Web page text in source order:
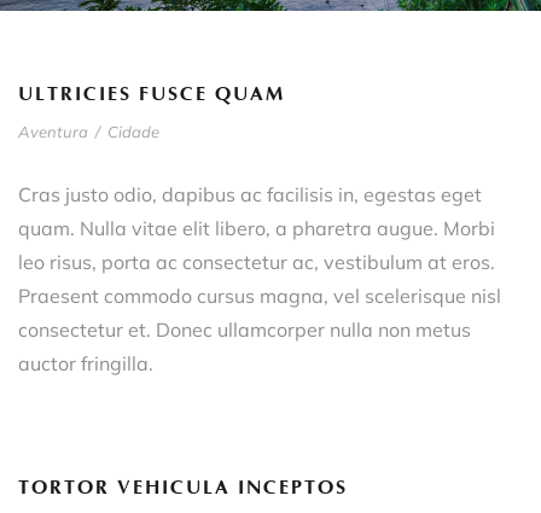
ULTRICIES FUSCE QUAM
Aventura / Cidade
Cras justo odio, dapibus ac facilisis in, egestas eget
quam. Nulla vitae elit libero, a pharetra augue. Morbi
leo risus, porta ac consectetur ac, vestibulum at eros.
Praesent commodo cursus magna, vel scelerisque nisl
consectetur et. Donec ullamcorper nulla non metus
auctor fringilla.
TORTOR VEHICULA INCEPTOS